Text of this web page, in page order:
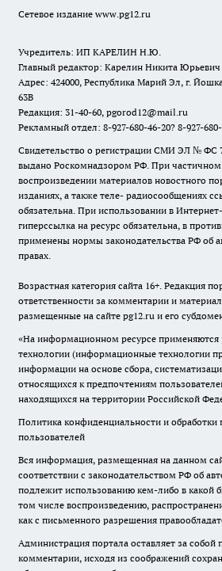
Сетевое издание www.pg12.ru
Учредитель: ИП КАРЕЛИН Н.Ю.
Главный редактор: Карелин Никита Юрьевич
Адрес: 424000, Республика Марий Эл, г.
63В
Редакция: 31-40-60, pgorod12@mail.ru
Рекламный отдел: 8-927-680-46-20? 8-927-
Свидетельство о регистрации СМИ ЭЛ № ФС
выдано Роскомнадзором РФ. При
воспроизведении материалов новостного
изданиях, а также теле- радиосообщениях
обязательна. При использовании в
гиперссылка на ресурс обязательна, в
применены нормы законодательства РФ об
правах.
Возрастная категория сайта 16+. Редакция
ответственности за комментарии и
размещенные на сайте pg12.ru и его
«На информационном ресурсе применяются
технологии (информационные технологии
информации на основе сбора,
относящихся к предпочтениям
находящихся на территории Российской
Политика конфиденциальности и
пользователей
Вся информация, размещенная на данном
соответствии с законодательством РФ об
подлежит использованию кем-либо в какой
том числе воспроизведению,
как с письменного разрешения
Администрация портала оставляет за собой
комментарии, исходя из соображений